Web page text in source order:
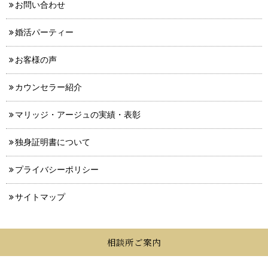
お問い合わせ
婚活パーティー
お客様の声
カウンセラー紹介
マリッジ・アージュの実績・表彰
独身証明書について
プライバシーポリシー
サイトマップ
相談所ご案内